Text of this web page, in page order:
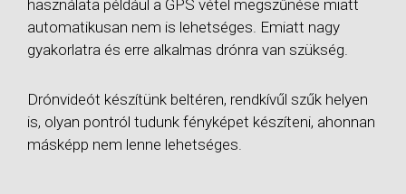
használata például a GPS vétel megszűnése miatt
automatikusan nem is lehetséges. Emiatt nagy
gyakorlatra és erre alkalmas drónra van szükség.
Drónvideót készítünk beltéren, rendkívűl szűk helyen
is, olyan pontról tudunk fényképet készíteni, ahonnan
másképp nem lenne lehetséges.